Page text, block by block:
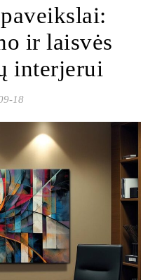
ir laisvės
interjerui
18